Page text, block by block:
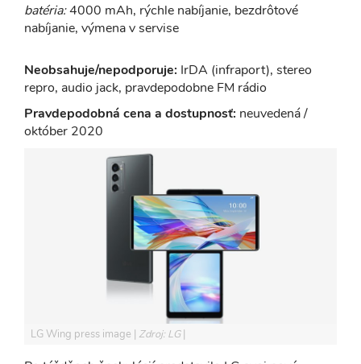
batéria:4000 mAh, rýchle nabíjanie, bezdrôtové
nabíjanie, výmena v servise
Neobsahuje/nepodporuje: IrDA (infraport), stereo
repro, audio jack, pravdepodobne FM rádio
Pravdepodobná cena a dostupnosť: neuvedená /
október 2020
LG Wing press image Zdroj: LG